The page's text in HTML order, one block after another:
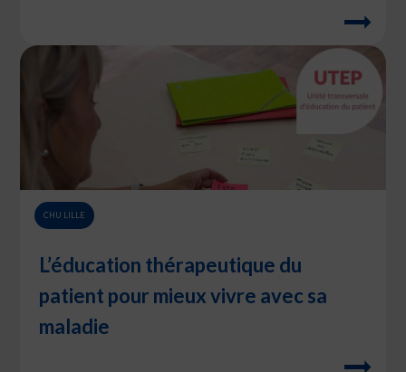
CHU LILLE
L’éducation thérapeutique du
patient pour mieux vivre avec sa
maladie